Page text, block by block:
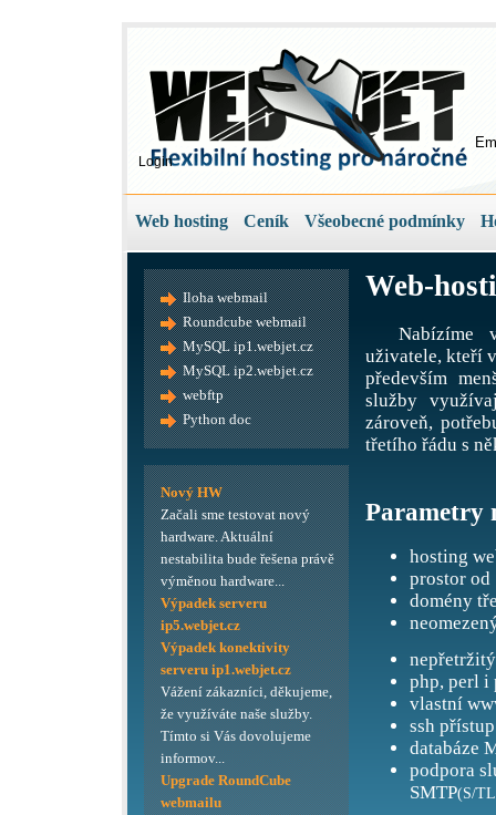
Login
Web hosting Ceník Všeobecné podmínky
Web-
Nabízíme
uživatele, kteří
především
služby
zároveň,
třetího řádu s
Parametry
hosting
prostor od
domény
php, perl i
vlastní
ssh přístup
databáze
podpora
SMTP(S/
Iloha webmail
Roundcube webmail
MySQL ip1.webjet.cz
MySQL ip2.webjet.cz
webftp
Python doc
Nový HW
Začali sme testovat nový
hardware. Aktuální
nestabilita bude řešena právě
výměnou hardware...
Výpadek serveru
ip5.webjet.cz
Výpadek konektivity
serveru ip1.webjet.cz
Vážení zákazníci, děkujeme,
že využíváte naše služby.
Tímto si Vás dovolujeme
informov...
Upgrade RoundCube
webmailu